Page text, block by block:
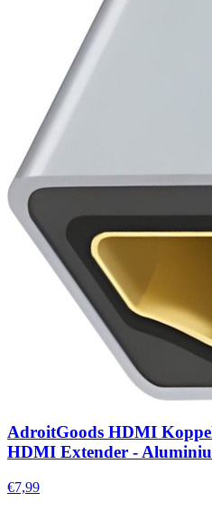
AdroitGoods HDMI
HDMI Extender -
€7,99